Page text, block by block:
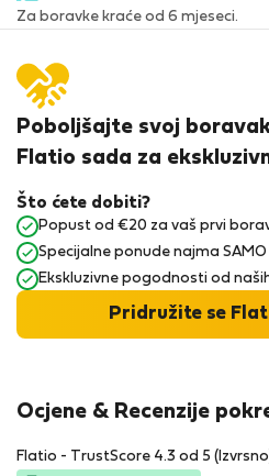
Za boravke kraće od 6 mjeseci.
Ocjene & Recenzije
Flatio - TrustScore 4.3 od 5
Poboljšajte svoj
Flatio sada za
Što ćete dobiti?
Popust od €20 za vaš prvi
Specijalne ponude najma
Ekskluzivne pogodnosti od
Pridružite se